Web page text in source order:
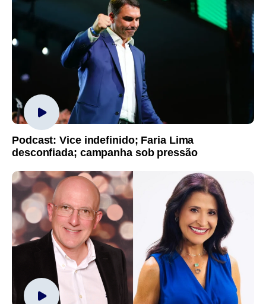
Podcast: Vice indefinido; Faria Lima
desconfiada; campanha sob pressão